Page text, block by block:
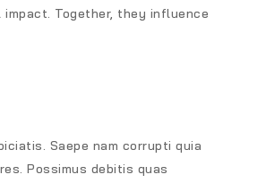
Together, they influence
Saepe nam corrupti quia
Possimus debitis quas